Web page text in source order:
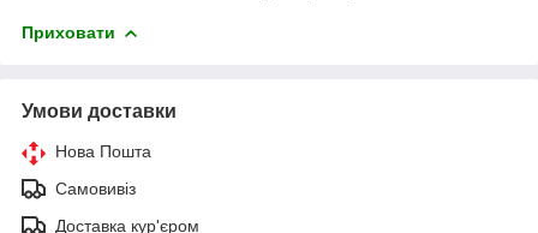
Приховати
Умови доставки
Нова Пошта
Самовивіз
Доставка кур'єром